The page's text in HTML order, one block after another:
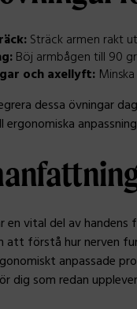
Sträck armen rakt
Böj armbågen till 90
och axellyft:
dessa övningar
en vital del av
att förstå hur nerven
anpassade
dig som redan